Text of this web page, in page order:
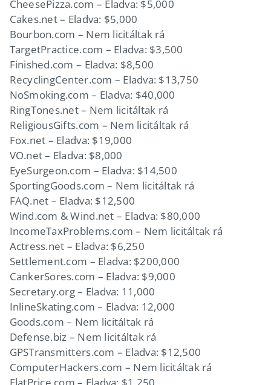
CheesePizza.com – Eladva: $5,000
Cakes.net – Eladva: $5,000
Bourbon.com – Nem licitáltak rá
TargetPractice.com – Eladva: $3,500
Finished.com – Eladva: $8,500
RecyclingCenter.com – Eladva: $13,750
NoSmoking.com – Eladva: $40,000
RingTones.net – Nem licitáltak rá
ReligiousGifts.com – Nem licitáltak rá
Fox.net – Eladva: $19,000
VO.net – Eladva: $8,000
EyeSurgeon.com – Eladva: $14,500
SportingGoods.com – Nem licitáltak rá
FAQ.net – Eladva: $12,500
Wind.com & Wind.net – Eladva: $80,000
IncomeTaxProblems.com – Nem licitáltak rá
Actress.net – Eladva: $6,250
Settlement.com – Eladva: $200,000
CankerSores.com – Eladva: $9,000
Secretary.org – Eladva: 11,000
InlineSkating.com – Eladva: 12,000
Goods.com – Nem licitáltak rá
Defense.biz – Nem licitáltak rá
GPSTransmitters.com – Eladva: $12,500
ComputerHackers.com – Nem licitáltak rá
FlatPrice.com – Eladva: $1,250